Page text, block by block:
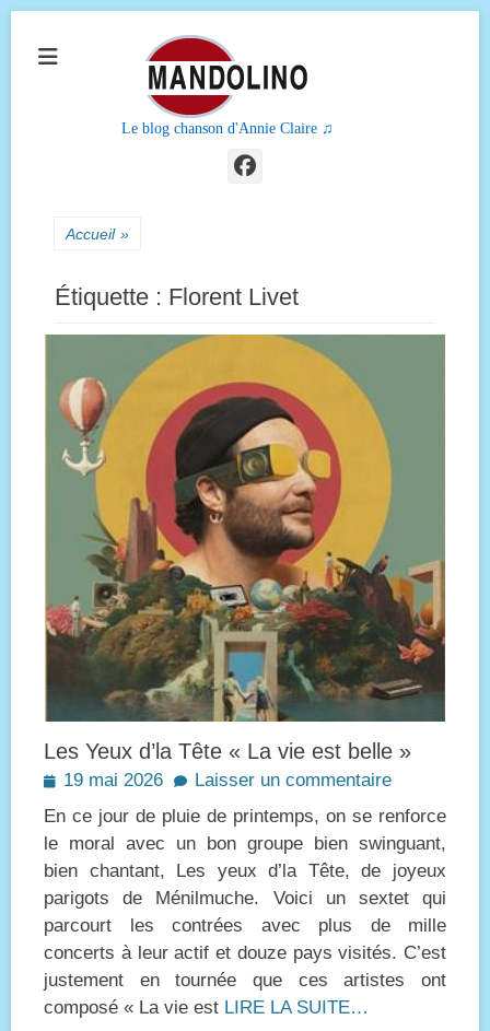
Le blog chanson d'Annie Claire ♫
Facebook
Accueil »
Étiquette : Florent Livet
Les Yeux d’la Tête « La vie est belle »
Posted
19 mai 2026
Laisser un commentaire
En ce jour de pluie de printemps, on se renforce
le moral avec un bon groupe bien swinguant,
bien chantant, Les yeux d’la Tête, de joyeux
parigots de Ménilmuche. Voici un sextet qui
parcourt les contrées avec plus de mille
concerts à leur actif et douze pays visités. C’est
justement en tournée que ces artistes ont
composé « La vie est LIRE LA SUITE…